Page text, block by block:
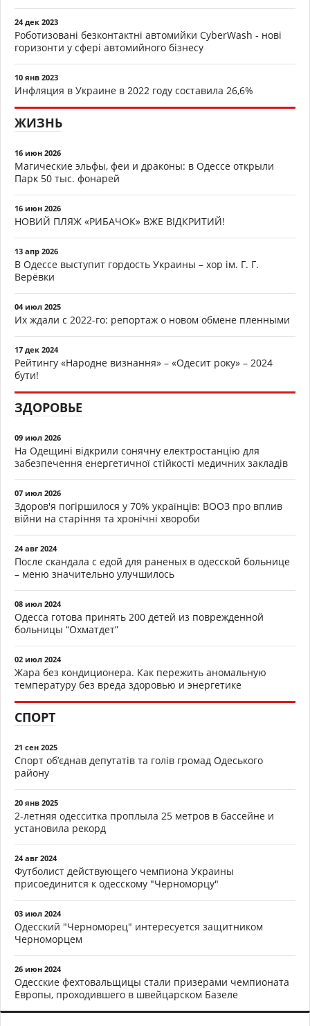
24 дек 2023
Роботизовані безконтактні автомийки CyberWash - нові
горизонти у сфері автомийного бізнесу
10 янв 2023
Инфляция в Украине в 2022 году составила 26,6%
ЖИЗНЬ
16 июн 2026
Магические эльфы, феи и драконы: в Одессе открыли
Парк 50 тыс. фонарей
16 июн 2026
НОВИЙ ПЛЯЖ «РИБАЧОК» ВЖЕ ВІДКРИТИЙ!
13 апр 2026
В Одессе выступит гордость Украины – хор ім. Г. Г.
Верёвки
04 июл 2025
Их ждали с 2022-го: репортаж о новом обмене пленными
17 дек 2024
Рейтингу «Народне визнання» – «Одесит року» – 2024
бути!
ЗДОРОВЬЕ
09 июл 2026
На Одещині відкрили сонячну електростанцію для
забезпечення енергетичної стійкості медичних закладів
07 июл 2026
Здоров'я погіршилося у 70% українців: ВООЗ про вплив
війни на старіння та хронічні хвороби
24 авг 2024
После скандала с едой для раненых в одесской больнице
– меню значительно улучшилось
08 июл 2024
Одесса готова принять 200 детей из поврежденной
больницы “Охматдет”
02 июл 2024
Жара без кондиционера. Как пережить аномальную
температуру без вреда здоровью и энергетике
СПОРТ
21 сен 2025
Спорт об’єднав депутатів та голів громад Одеського
району
20 янв 2025
2-летняя одесситка проплыла 25 метров в бассейне и
установила рекорд
24 авг 2024
Футболист действующего чемпиона Украины
присоединится к одесскому "Черноморцу"
03 июл 2024
Одесский "Черноморец" интересуется защитником
Черноморцем
26 июн 2024
Одесские фехтовальщицы стали призерами чемпионата
Европы, проходившего в швейцарском Базеле